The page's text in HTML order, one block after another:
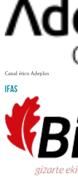
Canal ético Adeplus
Ifas